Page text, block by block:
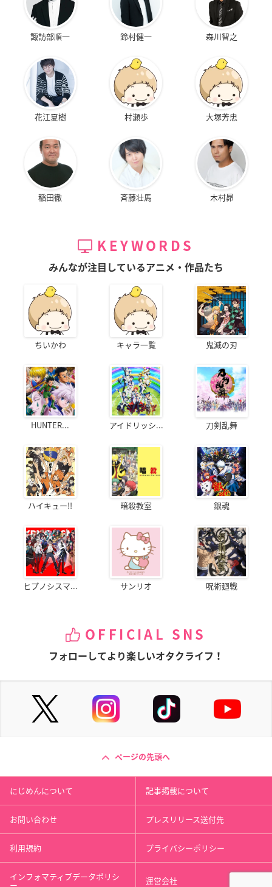
諏訪部順一 鈴村健一 森川智之
花江夏樹 村瀬歩 大塚芳忠
稲田徹 斉藤壮馬 木村昴
KEYWORDS
みんなが注目しているアニメ・作品たち
ちいかわ キャラ一覧 鬼滅の刃
HUNTER... アイドリッシ... 刀剣乱舞
ハイキュー!! 暗殺教室 銀魂
ヒプノシスマ... サンリオ 呪術廻戦
OFFICIAL SNS
フォローしてより楽しいオタクライフ！
ページの先頭へ
にじめんについて 記事掲載について
お問い合わせ プレスリリース送付先
利用規約 プライバシーポリシー
インフォマティブデータポリシ 運営会社